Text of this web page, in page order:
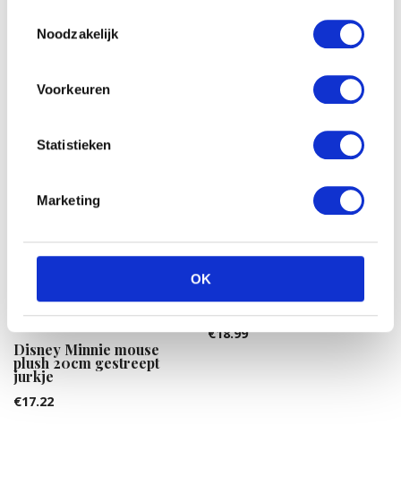
Noodzakelijk
Voorkeuren
Statistieken
Marketing
OK
Disney Minnie mouse
plush 20cm gestreept
jurkje
€17.22
Nattou Cappuccino knuffel
ezel
€18.99